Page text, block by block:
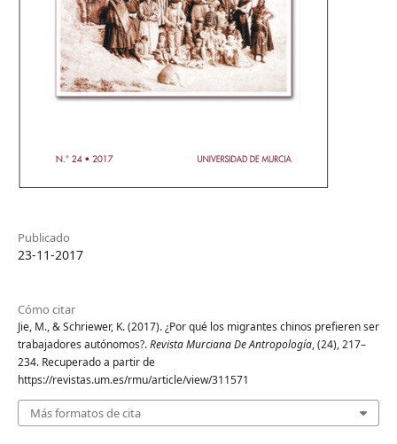
Publicado
23-11-2017
Cómo citar
Jie, M., & Schriewer, K. (2017). ¿Por qué los migrantes chinos prefieren ser
trabajadores autónomos?.Revista Murciana De Antropología, (24), 217–
234. Recuperado a partir de
https://revistas.um.es/rmu/article/view/311571
Más formatos de cita